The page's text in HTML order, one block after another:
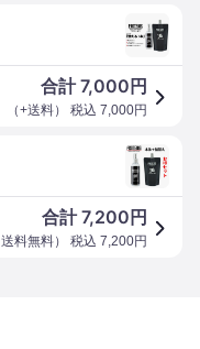
合計7,000 円
（+送料） 税込 7,000円
合計7,200 円
送料無料） 税込 7,200円